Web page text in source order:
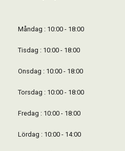
Måndag : 10:00 - 18:00
Tisdag : 10:00 - 18:00
Onsdag : 10:00 - 18:00
Torsdag : 10:00 - 18:00
Fredag : 10:00 - 18:00
Lördag : 10:00 - 14:00